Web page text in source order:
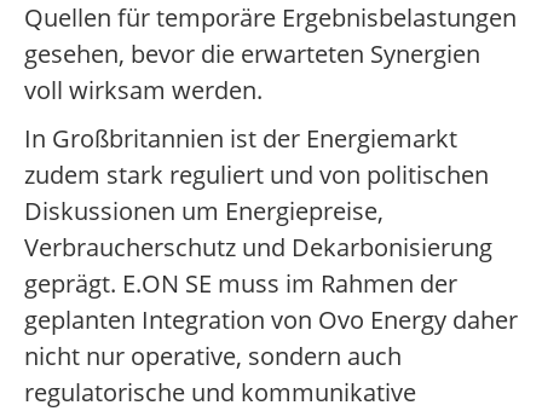
Quellen für temporäre Ergebnisbelastungen
gesehen, bevor die erwarteten Synergien
voll wirksam werden.
In Großbritannien ist der Energiemarkt
zudem stark reguliert und von politischen
Diskussionen um Energiepreise,
Verbraucherschutz und Dekarbonisierung
geprägt. E.ON SE muss im Rahmen der
geplanten Integration von Ovo Energy daher
nicht nur operative, sondern auch
regulatorische und kommunikative